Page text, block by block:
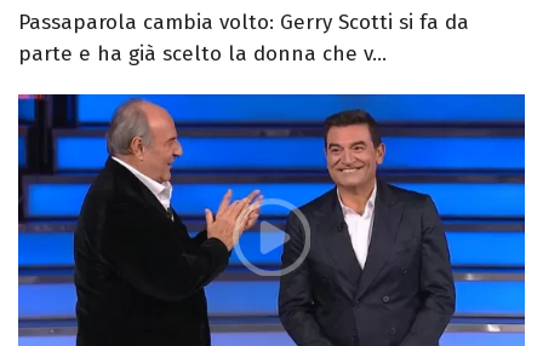
Passaparola cambia volto: Gerry Scotti si fa da
parte e ha già scelto la donna che v...